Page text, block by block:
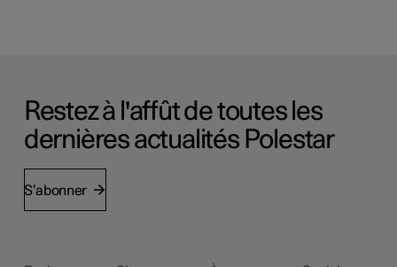
Restez à l'affût de toutes les
dernières actualités Polestar
S’abonner